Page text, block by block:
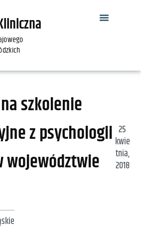
szkolenie
z psychologii
województwie
25
kwie
tnia,
2018